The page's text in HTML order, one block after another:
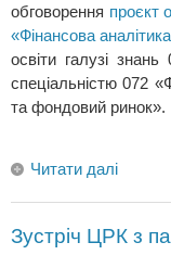
обговорення проєкт
«Фінансова
освіти галузі
спеціальністю 072
та фондовий ринок».
Читати далі
Зустріч ЦРК з